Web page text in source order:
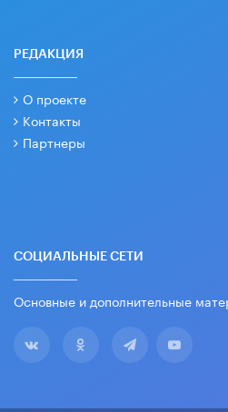
РЕДАКЦИЯ
О проекте
Контакты
Партнеры
СОЦИАЛЬНЫЕ СЕТИ
Основные и дополнительные